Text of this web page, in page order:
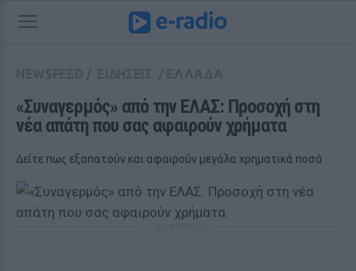
«Συναγερμός» από την ΕΛΑΣ: Προσοχή στη
νέα απάτη που σας αφαιρούν χρήματα
Δείτε πως εξαπατούν και αφαιρούν μεγάλα χρηματικά ποσά